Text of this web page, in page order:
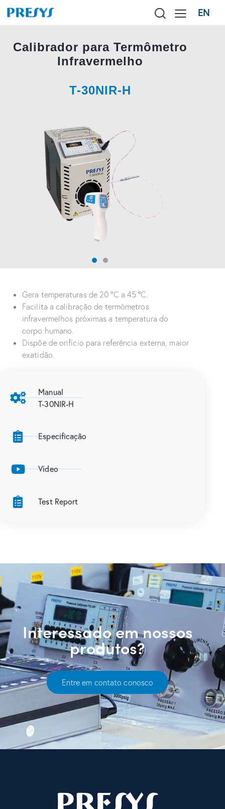
EN
Calibrador para Termômetro
Infravermelho
T-30NIR-H
Gera temperaturas de 20 ºC a 45 ºC.
Facilita a calibração de termômetros
infravermelhos próximas a temperatura do
corpo humano.
Dispõe de orifício para referência externa, maior
exatidão.
Manual
T-30NIR-H
Especificação
Vídeo
Test Report
Interessado em nossos
produtos?
Entre em contato conosco